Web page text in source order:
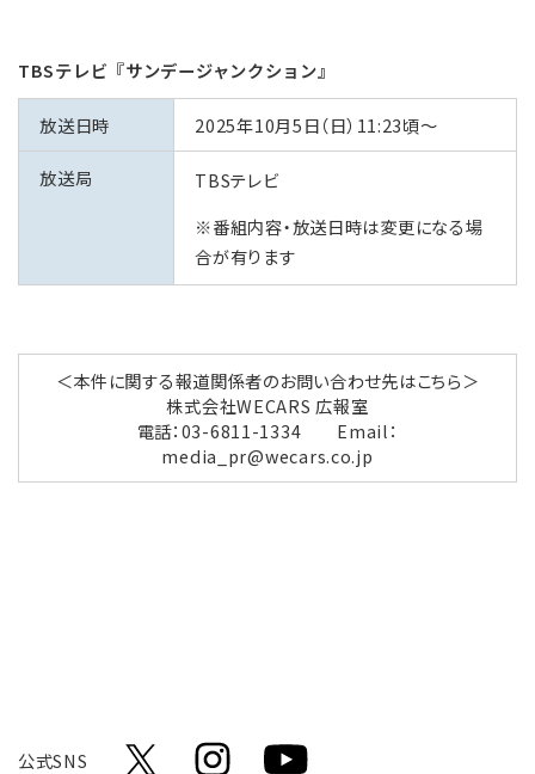
TBSテレビ『サンデージャンクション』
放送日時 2025年10月5日（日）11:23頃～
放送局
TBSテレビ
※番組内容・放送日時は変更になる場
合が有ります
＜本件に関する報道関係者のお問い合わせ先はこちら＞
株式会社WECARS 広報室
電話：03-6811-1334 Email：
media_pr@wecars.co.jp
公式SNS